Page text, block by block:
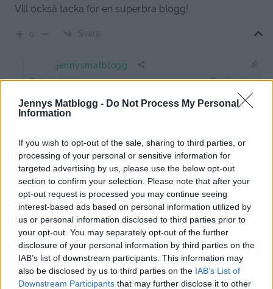
Jennys Matblogg - Do Not Process My Personal
Information
If you wish to opt-out of the sale, sharing to third parties, or
processing of your personal or sensitive information for
targeted advertising by us, please use the below opt-out
section to confirm your selection. Please note that after your
opt-out request is processed you may continue seeing
interest-based ads based on personal information utilized by
us or personal information disclosed to third parties prior to
your opt-out. You may separately opt-out of the further
disclosure of your personal information by third parties on the
IAB’s list of downstream participants. This information may
also be disclosed by us to third parties on the IAB’s List of
Downstream Participants that may further disclose it to other
Vill också tacka för en superbra blogg!
Svara
jennysmatblogg
Reply toLina 10 år sedan
Behöver inte… Men om man vill så absolut.
Josephine
10 år sedan
Hej Jenny!
Du har så mycket gott på din blogg och nu i juldagarna
när lilla tjejer fyller år önskar hon sig ”en stoooor tårta
som smakar choklad”. Har du något recept jag skulle
kunna pröva? 🙂